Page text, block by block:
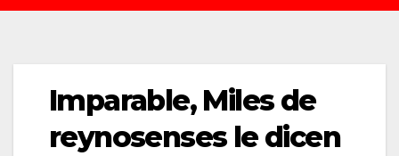
Imparable, Miles de
reynosenses le dicen